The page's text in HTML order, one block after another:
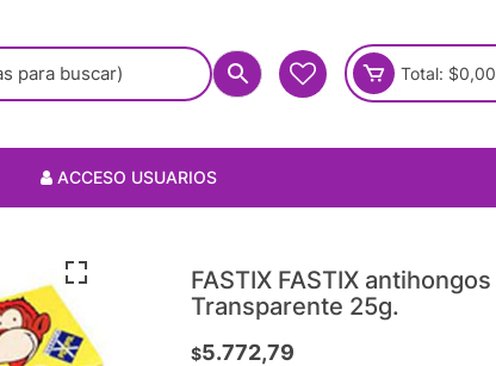
Total: $0,00
ACCESO USUARIOS
FASTIX FASTIX antihongos
Transparente 25g.
$5.772,79